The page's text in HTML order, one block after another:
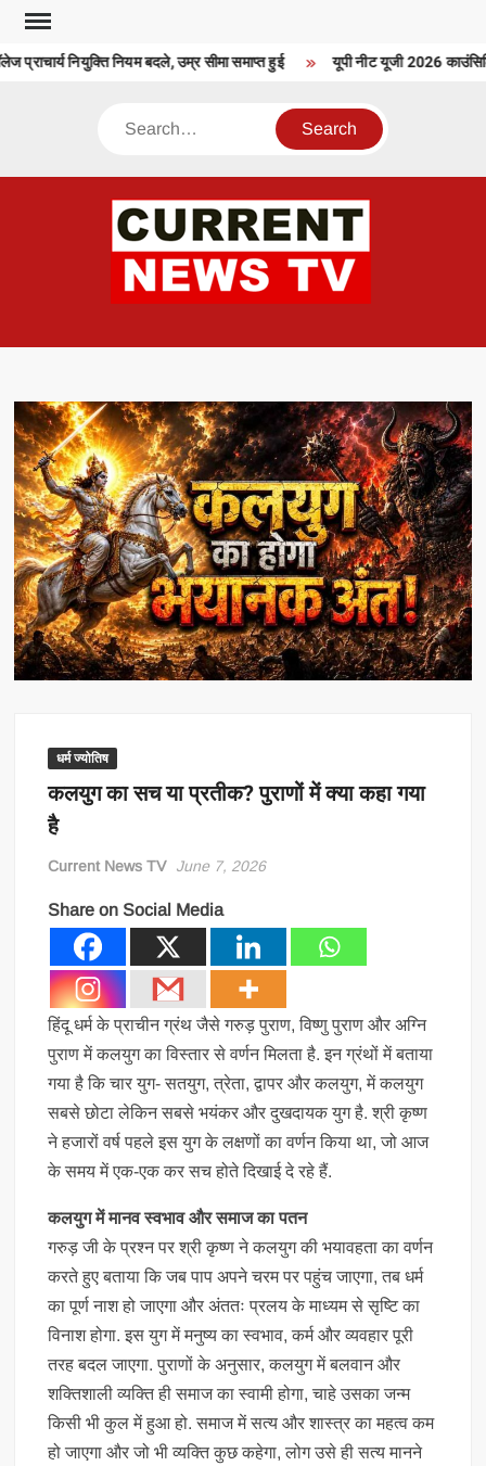
Skip
contentनियुक्ति नियम बदले, उम्र सीमा समाप्त हुई यूपी नीट यूजी 2026
Search
धर्म ज्योतिष
कलयुग का सच या प्रतीक? पुराणों में क्या कहा गया
है
Current News TV June 7, 2026
Share on Social Media
हिंदू धर्म के प्राचीन ग्रंथ जैसे गरुड़ पुराण, विष्णु पुराण और अग्नि
पुराण में कलयुग का विस्तार से वर्णन मिलता है. इन ग्रंथों में बताया
गया है कि चार युग- सतयुग, त्रेता, द्वापर और कलयुग, में कलयुग
सबसे छोटा लेकिन सबसे भयंकर और दुखदायक युग है. श्री कृष्ण
ने हजारों वर्ष पहले इस युग के लक्षणों का वर्णन किया था, जो आज
के समय में एक-एक कर सच होते दिखाई दे रहे हैं.
कलयुग में मानव स्वभाव और समाज का पतन
गरुड़ जी के प्रश्न पर श्री कृष्ण ने कलयुग की भयावहता का वर्णन
करते हुए बताया कि जब पाप अपने चरम पर पहुंच जाएगा, तब धर्म
का पूर्ण नाश हो जाएगा और अंततः प्रलय के माध्यम से सृष्टि का
विनाश होगा. इस युग में मनुष्य का स्वभाव, कर्म और व्यवहार पूरी
तरह बदल जाएगा. पुराणों के अनुसार, कलयुग में बलवान और
शक्तिशाली व्यक्ति ही समाज का स्वामी होगा, चाहे उसका जन्म
किसी भी कुल में हुआ हो. समाज में सत्य और शास्त्र का महत्व कम
हो जाएगा और जो भी व्यक्ति कुछ कहेगा, लोग उसे ही सत्य मानने